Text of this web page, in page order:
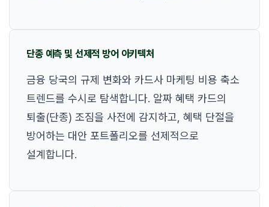
단종 예측 및 선제적 방어 아키텍처
금융 당국의 규제 변화와 카드사 마케팅 비용 축소
트렌드를 수시로 탐색합니다. 알짜 혜택 카드의
퇴출(단종) 조짐을 사전에 감지하고, 혜택 단절을
방어하는 대안 포트폴리오를 선제적으로
설계합니다.